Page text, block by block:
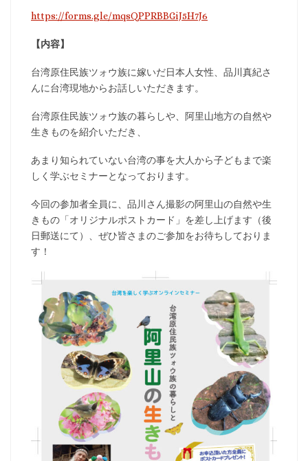
https://forms.gle/mqsQPPRBBGiJ5H7J6
【内容】
台湾原住民族ツォウ族に嫁いだ日本人女性、品川真紀さ
んに台湾現地からお話しいただきます。
台湾原住民族ツォウ族の暮らしや、阿里山地方の自然や
生きものを紹介いただき、
あまり知られていない台湾の事を大人から子どもまで楽
しく学ぶセミナーとなっております。
今回の参加者全員に、品川さん撮影の阿里山の自然や生
きもの「オリジナルポストカード」を差し上げます（後
日郵送にて）、ぜひ皆さまのご参加をお待ちしておりま
す！